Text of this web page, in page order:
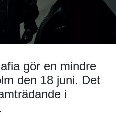
gör en mindre
den 18 juni. Det
i